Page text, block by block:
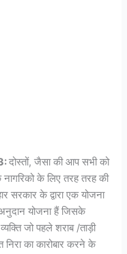
दोस्तों, जैसा की आप सभी को
के लिए तरह तरह की
के द्वारा एक योजना
योजना हैं जिसके
जो पहले शराब /ताड़ी
का कारोबार करने के